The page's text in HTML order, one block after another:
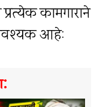
कामगाराने
आहे: